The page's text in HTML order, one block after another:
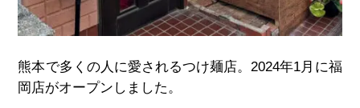
熊本で多くの人に愛されるつけ麺店。 2024年1月に福
岡店がオープンしました。